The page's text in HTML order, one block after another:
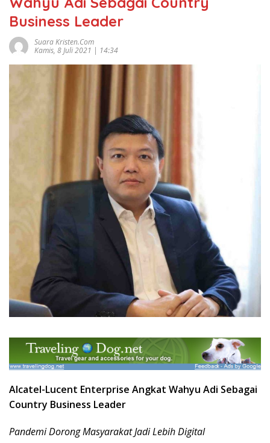
Business Leader
Suara Kristen.com
Kamis, 8 Juli 2021 | 14:34
Alcatel-Lucent Enterprise Angkat Wahyu Adi Sebagai
Country Business Leader
Pandemi Dorong Masyarakat Jadi Lebih Digital